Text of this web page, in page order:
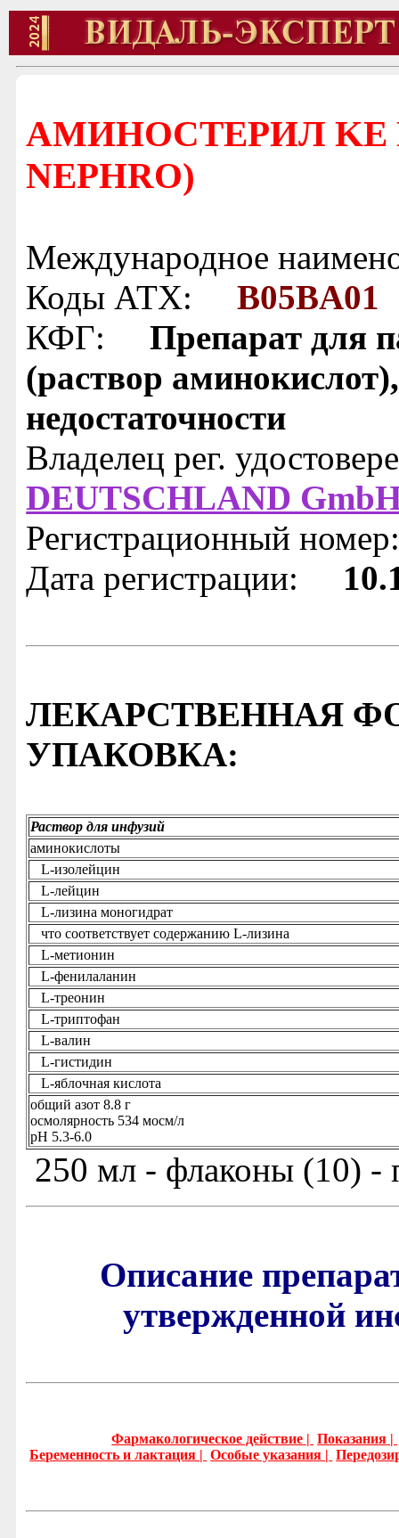
АМИНОСТЕРИЛ KE
NEPHRO)
Международное
Коды АТХ:
B05BA01
КФГ:
Препарат для
(раствор
недостаточности
Владелец рег.
DEUTSCHLAND
Регистрационный
Дата регистрации:
ЛЕКАРСТВЕННАЯ
УПАКОВКА:
Раствор для инфузий
аминокислоты
L-изолейцин
L-лейцин
L-лизина моногидрат
что соответствует содержанию L-лизина
L-метионин
L-фенилаланин
L-треонин
L-триптофан
L-валин
L-гистидин
L-яблочная кислота
общий азот 8.8 г
осмолярность 534 мосм/л
рН 5.3-6.0
250 мл - флаконы (10) -
Описание
утвержденной
Фармакологическое действие | Показания |
Беременность и лактация | Особые указания |